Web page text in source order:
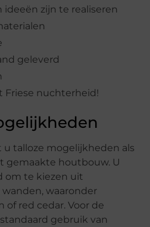
ideeën zijn te realiseren
geleverd
Friese nuchterheid!
talloze mogelijkheden als
gemaakte houtbouw. U
om te kiezen uit
waaronder
of red cedar. Voor de
gebruik van